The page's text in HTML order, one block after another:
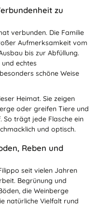
zu
verbunden. Die Familie
Aufmerksamkeit vom
bis zur Abfüllung.
echtes
schöne Weise
Heimat. Sie zeigen
oder greifen Tiere und
trägt jede Flasche ein
und optisch.
Reben und
seit vielen Jahren
Begrünung und
die Weinberge
natürliche Vielfalt rund